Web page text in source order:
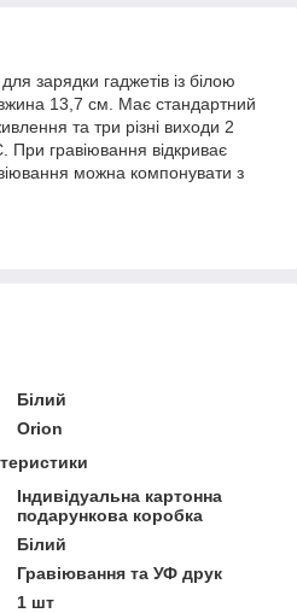
зарядки гаджетів із білою
13,7 см. Має стандартний
та три різні виходи 2
гравіювання відкриває
можна компонувати з
Білий
Orion
Індивідуальна картонна
подарункова коробка
Білий
Гравіювання та УФ друк
1 шт